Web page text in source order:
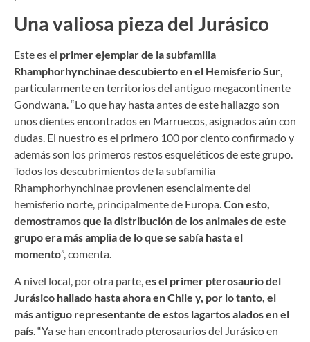
Una valiosa pieza del Jurásico
Este es el primer ejemplar de la subfamilia
Rhamphorhynchinae descubierto en el Hemisferio Sur,
particularmente en territorios del antiguo megacontinente
Gondwana. “Lo que hay hasta antes de este hallazgo son
unos dientes encontrados en Marruecos, asignados aún con
dudas. El nuestro es el primero 100 por ciento confirmado y
además son los primeros restos esqueléticos de este grupo.
Todos los descubrimientos de la subfamilia
Rhamphorhynchinae provienen esencialmente del
hemisferio norte, principalmente de Europa.Con esto,
demostramos que la distribución de los animales de este
grupo era más amplia de lo que se sabía hasta el
momento”, comenta.
A nivel local, por otra parte, es el primer pterosaurio del
Jurásico hallado hasta ahora en Chile y, por lo tanto, el
más antiguo representante de estos lagartos alados en el
país . “Ya se han encontrado pterosaurios del Jurásico en